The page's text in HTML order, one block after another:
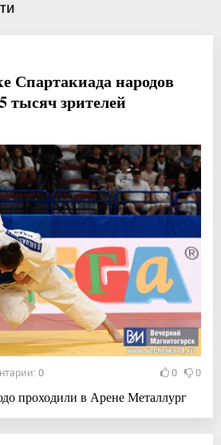
Спартакиада народов
тысяч зрителей
0 0 0
проходили в Арене Металлург